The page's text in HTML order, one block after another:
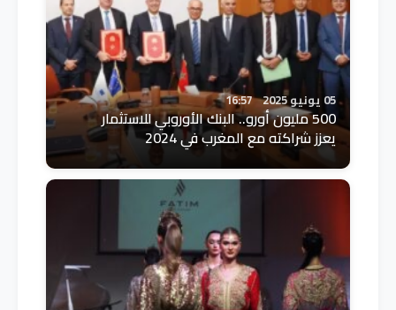
05 يونيو 2025 16:57
500 مليون أورو.. البنك الأوروبي للاستثمار
يعزز شراكته مع المغرب في 2024